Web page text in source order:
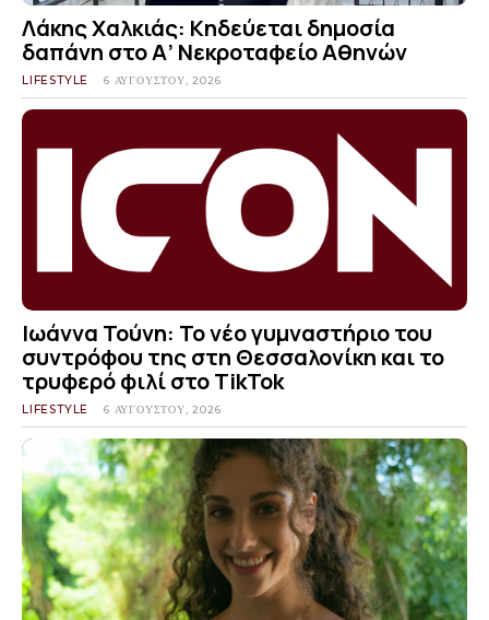
Λάκης Χαλκιάς: Κηδεύεται δημοσία
δαπάνη στο Α’ Νεκροταφείο Αθηνών
LIFESTYLE 6 ΑΥΓΟΎΣΤΟΥ, 2026
Ιωάννα Τούνη: Το νέο γυμναστήριο του
συντρόφου της στη Θεσσαλονίκη και το
τρυφερό φιλί στο TikTok
LIFESTYLE 6 ΑΥΓΟΎΣΤΟΥ, 2026